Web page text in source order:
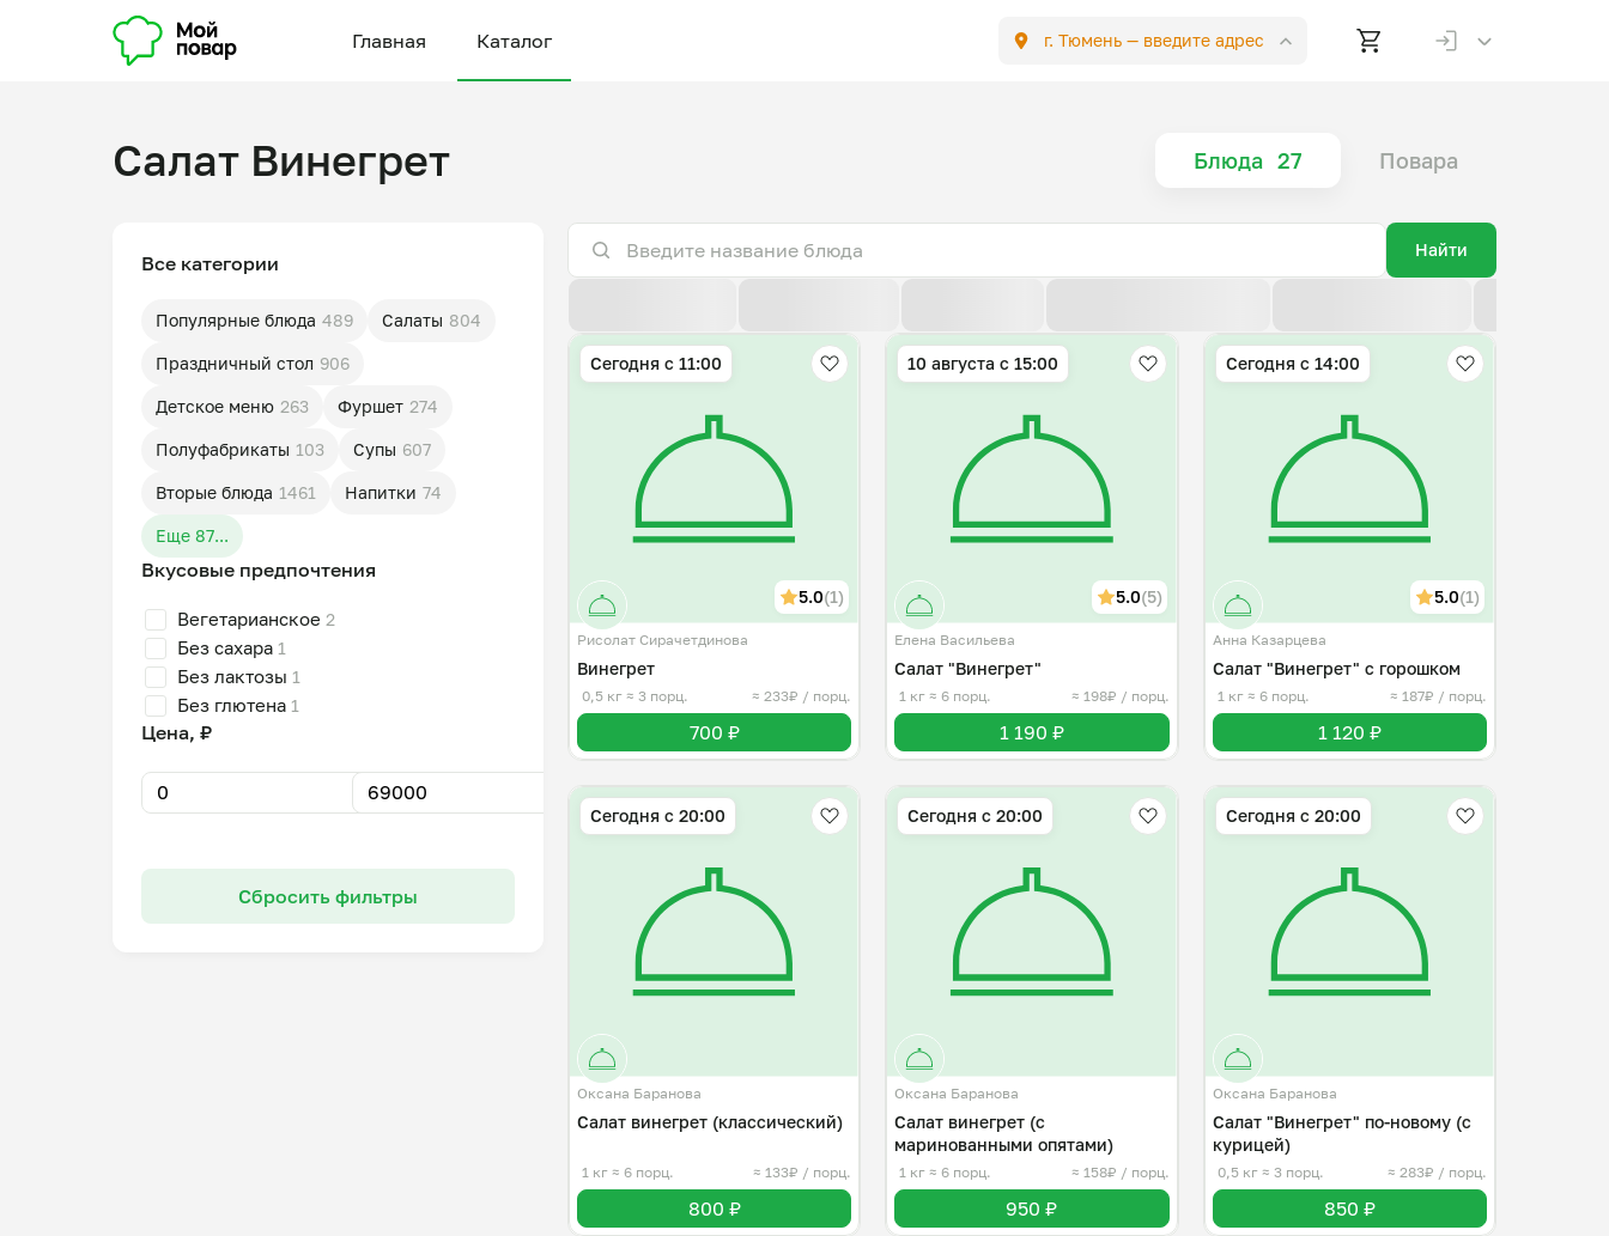
Главная Каталог г. Тюмень — введите адрес
Салат Винегрет Блюда 27 Повара
Все категории
Популярные блюда 489 Салаты 804
Праздничный стол 906
Детское меню 263 Фуршет 274
Полуфабрикаты 103 Супы 607
Вторые блюда 1461 Напитки 74
Еще 87...
Вкусовые предпочтения
Вегетарианское 2
Без сахара 1
Без лактозы 1
Без глютена 1
Цена, ₽
Сбросить фильтры
Найти
Сегодня с 11:00
5.0(1)
Рисолат Сирачетдинова
Винегрет
0,5 кг ≈ 3 порц. ≈ 233₽ / порц.
700 ₽
10 августа с 15:00
5.0(5)
Елена Васильева
Салат "Винегрет"
1 кг≈ 6 порц. ≈ 198₽ / порц.
1 190 ₽
Сегодня с 14:00
5.0(1)
Анна Казарцева
Салат "Винегрет" с горошком
1 кг ≈ 6 порц. ≈ 187₽ / порц.
1 120 ₽
Сегодня с 20:00
Оксана Баранова
Салат винегрет (классический)
1 кг ≈ 6 порц. ≈ 133₽ / порц.
800 ₽
Сегодня с 20:00
Оксана Баранова
Салат винегрет (с
маринованными опятами)
1 кг≈ 6 порц. ≈ 158₽ / порц.
950 ₽
Сегодня с 20:00
Оксана Баранова
Салат "Винегрет" по-новому (с
курицей)
0,5 кг ≈ 3 порц. ≈ 283₽ / порц.
850 ₽